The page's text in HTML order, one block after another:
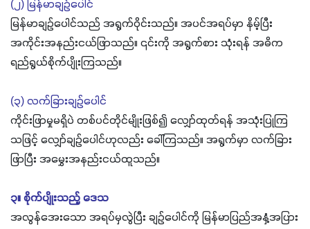
(၂) မြန်မာချဉ်ပေါင်
မြန်မာချဉ်ပေါင်သည် အရွက်ဝိုင်းသည်။ အပင်အရပ်မှာ နိမ့်ပြီး
အကိုင်းအနည်းငယ်ဖြာသည်။ ၎င်းကို အရွက်စား သုံးရန် အဓိက
ရည်ရွယ်စိုက်ပျိုးကြသည်။
(၃) လက်ခြားချဉ်ပေါင်
ကိုင်းဖြာမှုမရှိပဲ တစ်ပင်တိုင်မျိုးဖြစ်၍ လျှော်ထုတ်ရန် အသုံးပြုကြ
သဖြင့် လျှော်ချဉ်ပေါင်ဟုလည်း ခေါ်ကြသည်။ အရွက်မှာ လက်ခြား
ဖြာပြီး အမွှေးအနည်းငယ်ထူသည်။
၃။ စိုက်ပျိုးသည့် ဒေသ
အလွန်အေးသော အရပ်မှလွဲပြီး ချဉ်ပေါင်ကို မြန်မာပြည်အနှံ့အပြား